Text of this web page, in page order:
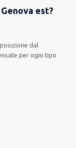
est?
dal
perogni tipo